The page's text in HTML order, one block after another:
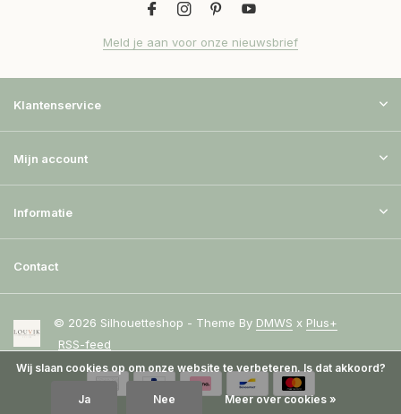
Meld je aan voor onze nieuwsbrief
Klantenservice
Mijn account
Informatie
Contact
© 2026 Silhouetteshop - Theme By DMWS x Plus+
RSS-feed
Wij slaan cookies op om onze website te verbeteren. Is dat akkoord?
Ja Nee Meer over cookies »